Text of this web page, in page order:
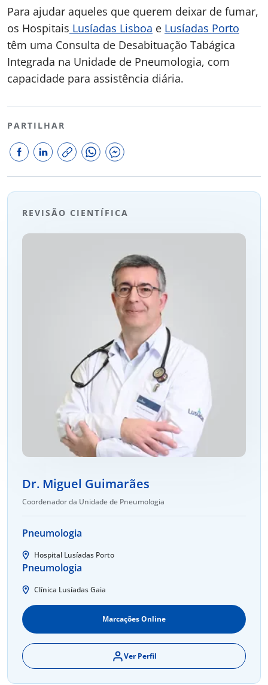
Para ajudar aqueles que querem deixar de fumar,
os Hospitais Lusíadas Lisboa e Lusíadas Porto
têm uma Consulta de Desabituação Tabágica
Integrada na Unidade de Pneumologia, com
capacidade para assistência diária.
PARTILHAR
REVISÃO CIENTÍFICA
Dr. Miguel Guimarães
Coordenador da Unidade de Pneumologia
Pneumologia
Hospital Lusíadas Porto
Pneumologia
Clínica Lusíadas Gaia
Marcações Online
Ver Perfil